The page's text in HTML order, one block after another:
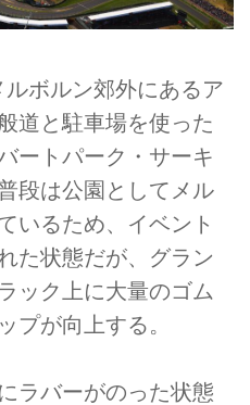
ボルン郊外にあるア
道と駐車場を使った
ートパーク・サーキ
段は公園としてメル
いるため、イベント
た状態だが、グラン
ック上に大量のゴム
プが向上する。
ラバーがのった状態